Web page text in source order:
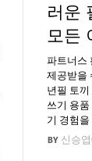
러운
모든
파트너스
제공받을
년필 토
쓰기 용
기 경험
신승